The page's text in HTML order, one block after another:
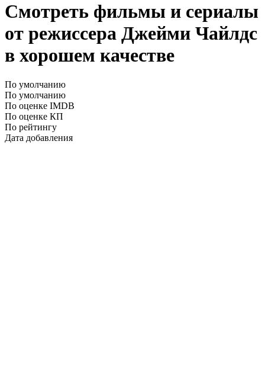
Смотреть фильмы и сериалы
от режиссера Джейми Чайлдс
в хорошем качестве
По умолчанию
По умолчанию
По оценке IMDB
По оценке КП
По рейтингу
Дата добавления